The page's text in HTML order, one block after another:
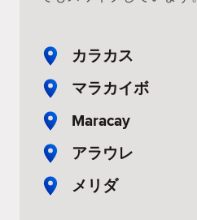
カラカス
マラカイボ
Maracay
アラウレ
メリダ